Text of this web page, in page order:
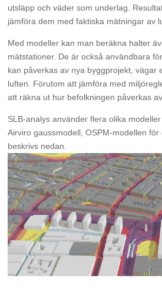
utsläpp och väder som underlag.
jämföra dem med faktiska mätningar av
Med modeller kan man beräkna halter
mätstationer. De är också användbara
kan påverkas av nya byggprojekt, vägar
luften. Förutom att jämföra med
att räkna ut hur befolkningen påverkas
SLB-analys använder flera olika
Airviro gaussmodell, OSPM-modellen
beskrivs nedan.